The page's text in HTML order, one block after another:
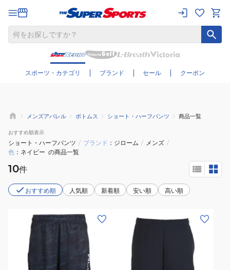
スポーツ・カテゴリ ブランド セール クーポン
さらに絞り込む
メンズアパレル ボトムス ショート・ハーフパンツ 商品一覧
おすすめ順表示
ショート・ハーフパンツ / ブランド ジローム / メンズ /
色
ネイビー の商品一覧
10件
おすすめ順 人気順 新着順 安い順 高い順